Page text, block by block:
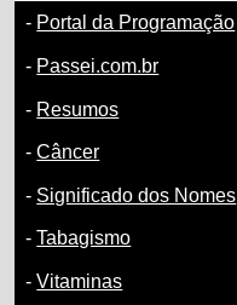
- Portal da Programação
- Passei.com.br
- Resumos
-Câncer
- Significado dos Nomes
-Tabagismo
-Vitaminas